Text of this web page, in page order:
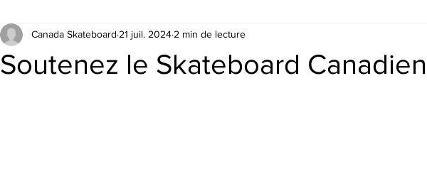
Soutenez le Skateboard Canadien
Canada Skateboard 21 juil. 2024 2 min de lecture